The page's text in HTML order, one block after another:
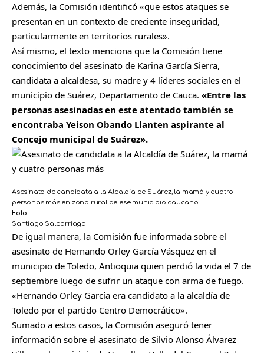
Además, la Comisión identificó «que estos ataques se
presentan en un contexto de creciente inseguridad,
particularmente en territorios rurales».
Así mismo, el texto menciona que la Comisión tiene
conocimiento del asesinato de Karina García Sierra,
candidata a alcaldesa, su madre y 4 líderes sociales en el
municipio de Suárez, Departamento de Cauca. «Entre las
personas asesinadas en este atentado también se
encontraba Yeison Obando Llanten aspirante al
Concejo municipal de Suárez».
Asesinato de candidata a la Alcaldía de Suárez, la mamá y cuatro
personas más en zona rural de ese municipio caucano.
Foto:
Santiago Saldarriaga
De igual manera, la Comisión fue informada sobre el
asesinato de Hernando Orley García Vásquez en el
municipio de Toledo, Antioquia quien perdió la vida el 7 de
septiembre luego de sufrir un ataque con arma de fuego.
«Hernando Orley García era candidato a la alcaldía de
Toledo por el partido Centro Democrático».
Sumado a estos casos, la Comisión aseguró tener
información sobre el asesinato de Silvio Alonso Álvarez